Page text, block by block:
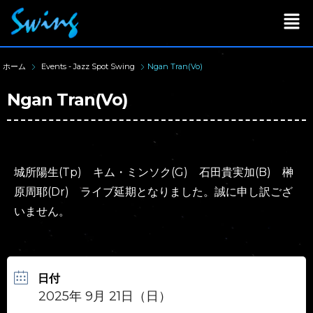
ホーム Events - Jazz Spot Swing Ngan Tran(Vo)
Ngan Tran(Vo)
城所陽生(Tp) キム・ミンソク(G) 石田貴実加(B) 榊
原周耶(Dr) ライブ延期となりました。誠に申し訳ござ
いません。
日付
2025年 9月 21日（日）